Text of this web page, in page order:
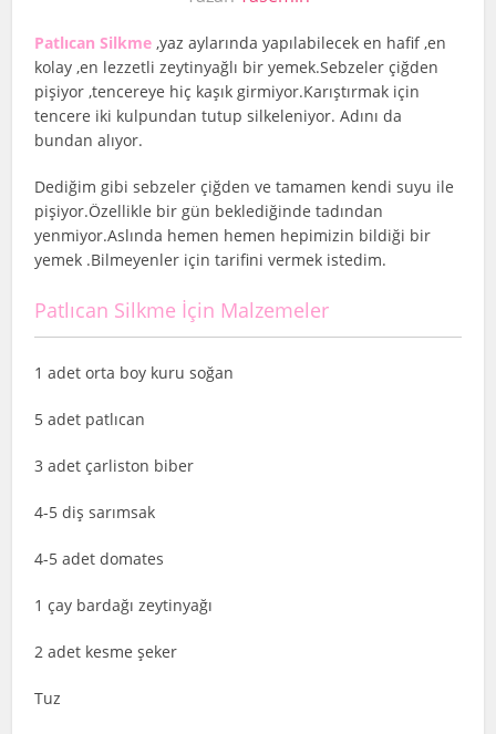
Patlıcan Silkme ,yaz aylarında yapılabilecek en hafif ,en
kolay ,en lezzetli zeytinyağlı bir yemek.Sebzeler çiğden
pişiyor ,tencereye hiç kaşık girmiyor.Karıştırmak için
tencere iki kulpundan tutup silkeleniyor. Adını da
bundan alıyor.
Dediğim gibi sebzeler çiğden ve tamamen kendi suyu ile
pişiyor.Özellikle bir gün beklediğinde tadından
yenmiyor.Aslında hemen hemen hepimizin bildiği bir
yemek .Bilmeyenler için tarifini vermek istedim.
Patlıcan Silkme İçin Malzemeler
1 adet orta boy kuru soğan
5 adet patlıcan
3 adet çarliston biber
4-5 diş sarımsak
4-5 adet domates
1 çay bardağı zeytinyağı
2 adet kesme şeker
Tuz